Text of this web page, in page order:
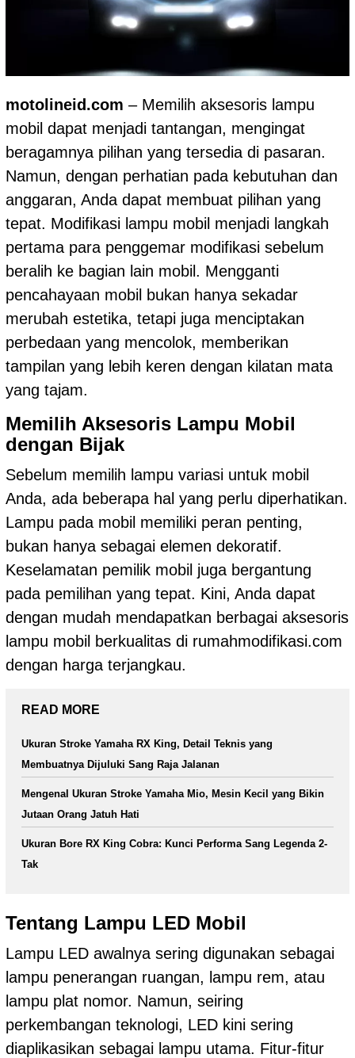
motolineid.com – Memilih aksesoris lampu
mobil dapat menjadi tantangan, mengingat
beragamnya pilihan yang tersedia di pasaran.
Namun, dengan perhatian pada kebutuhan dan
anggaran, Anda dapat membuat pilihan yang
tepat. Modifikasi lampu mobil menjadi langkah
pertama para penggemar modifikasi sebelum
beralih ke bagian lain mobil. Mengganti
pencahayaan mobil bukan hanya sekadar
merubah estetika, tetapi juga menciptakan
perbedaan yang mencolok, memberikan
tampilan yang lebih keren dengan kilatan mata
yang tajam.
Memilih Aksesoris Lampu Mobil
dengan Bijak
Sebelum memilih lampu variasi untuk mobil
Anda, ada beberapa hal yang perlu diperhatikan.
Lampu pada mobil memiliki peran penting,
bukan hanya sebagai elemen dekoratif.
Keselamatan pemilik mobil juga bergantung
pada pemilihan yang tepat. Kini, Anda dapat
dengan mudah mendapatkan berbagai aksesoris
lampu mobil berkualitas di rumahmodifikasi.com
dengan harga terjangkau.
READ MORE
Ukuran Stroke Yamaha RX King, Detail Teknis yang
Membuatnya Dijuluki Sang Raja Jalanan
Mengenal Ukuran Stroke Yamaha Mio, Mesin Kecil yang Bikin
Jutaan Orang Jatuh Hati
Ukuran Bore RX King Cobra: Kunci Performa Sang Legenda 2-
Tak
Tentang Lampu LED Mobil
Lampu LED awalnya sering digunakan sebagai
lampu penerangan ruangan, lampu rem, atau
lampu plat nomor. Namun, seiring
perkembangan teknologi, LED kini sering
diaplikasikan sebagai lampu utama. Fitur-fitur